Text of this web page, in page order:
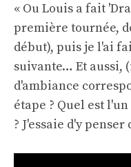
« Ou Louis a fait
première tournée,
début), puis je l'ai
suivante… Et aussi,
d'ambiance
étape ? Quel est
? J'essaie d'y